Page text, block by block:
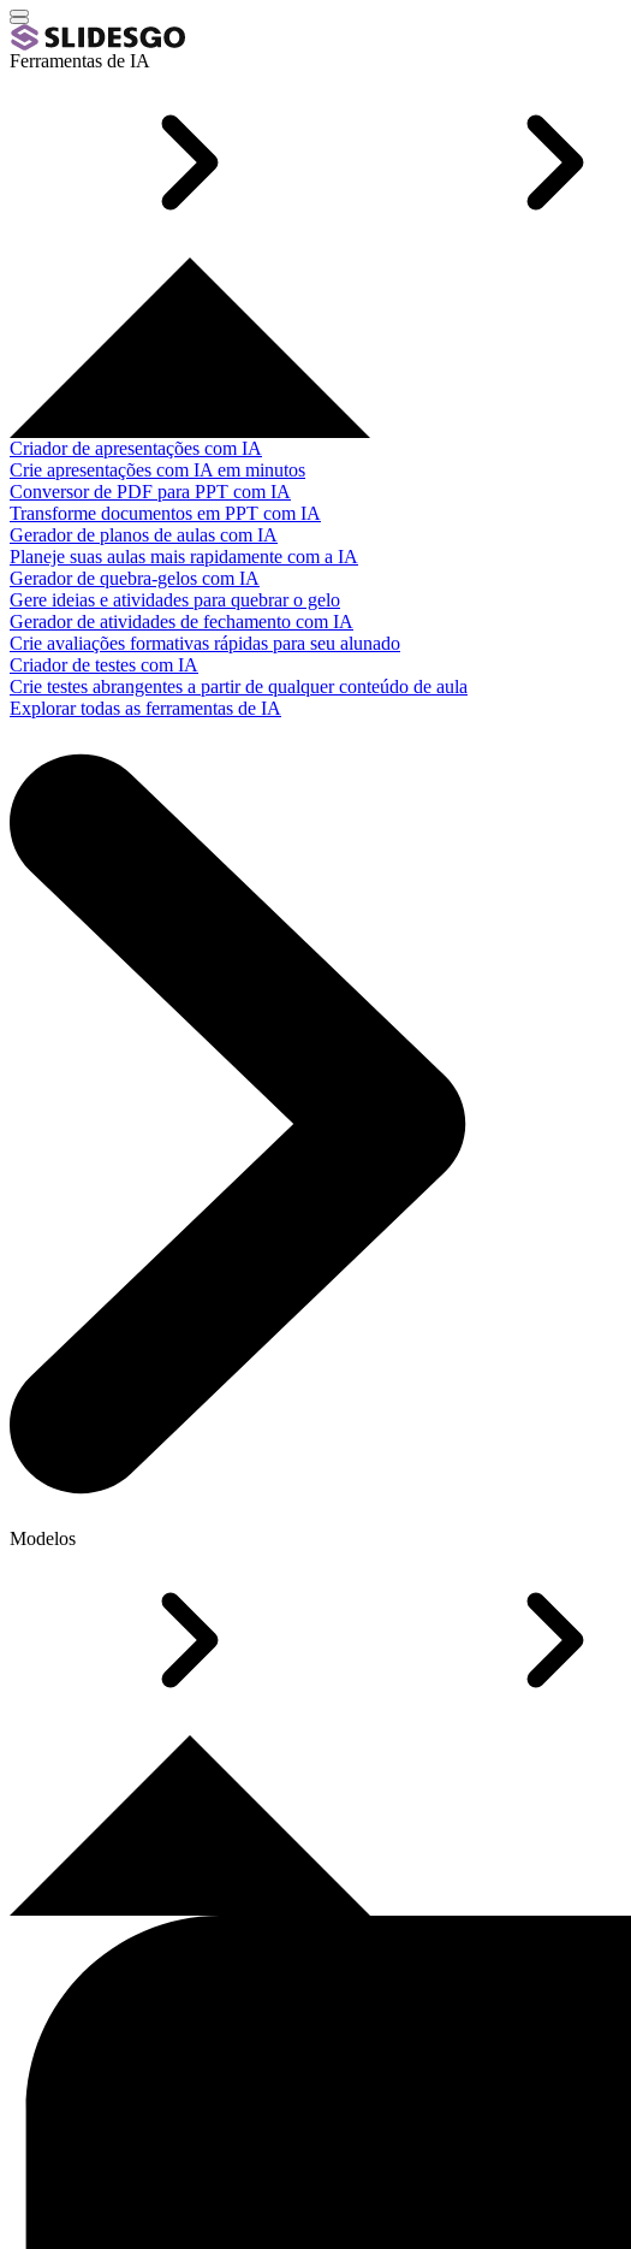
Ferramentas de IA
Criador de apresentações com IA
Crie apresentações com IA em minutos
Conversor de PDF para PPT com IA
Transforme documentos em PPT com IA
Gerador de planos de aulas com IA
Planeje suas aulas mais rapidamente com a IA
Gerador de quebra-gelos com IA
Gere ideias e atividades para quebrar o gelo
Gerador de atividades de fechamento com IA
Crie avaliações formativas rápidas para seu alunado
Criador de testes com IA
Crie testes abrangentes a partir de qualquer conteúdo de aula
Explorar todas as ferramentas de IA
Modelos